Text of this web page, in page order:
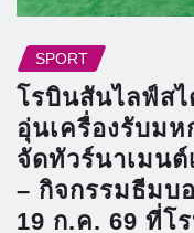
SPORT
โรบินสันไลฟ์ส
อุ่นเครื่องรับม
จัดทัวร์นาเมน
– กิจกรรมธีมบ
19 ก.ค. 69 ที่โ